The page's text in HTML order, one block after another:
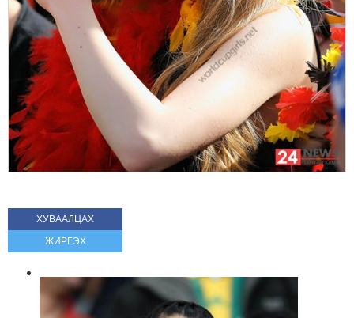
ХУВААЛЦАХ
ЖИРГЭХ